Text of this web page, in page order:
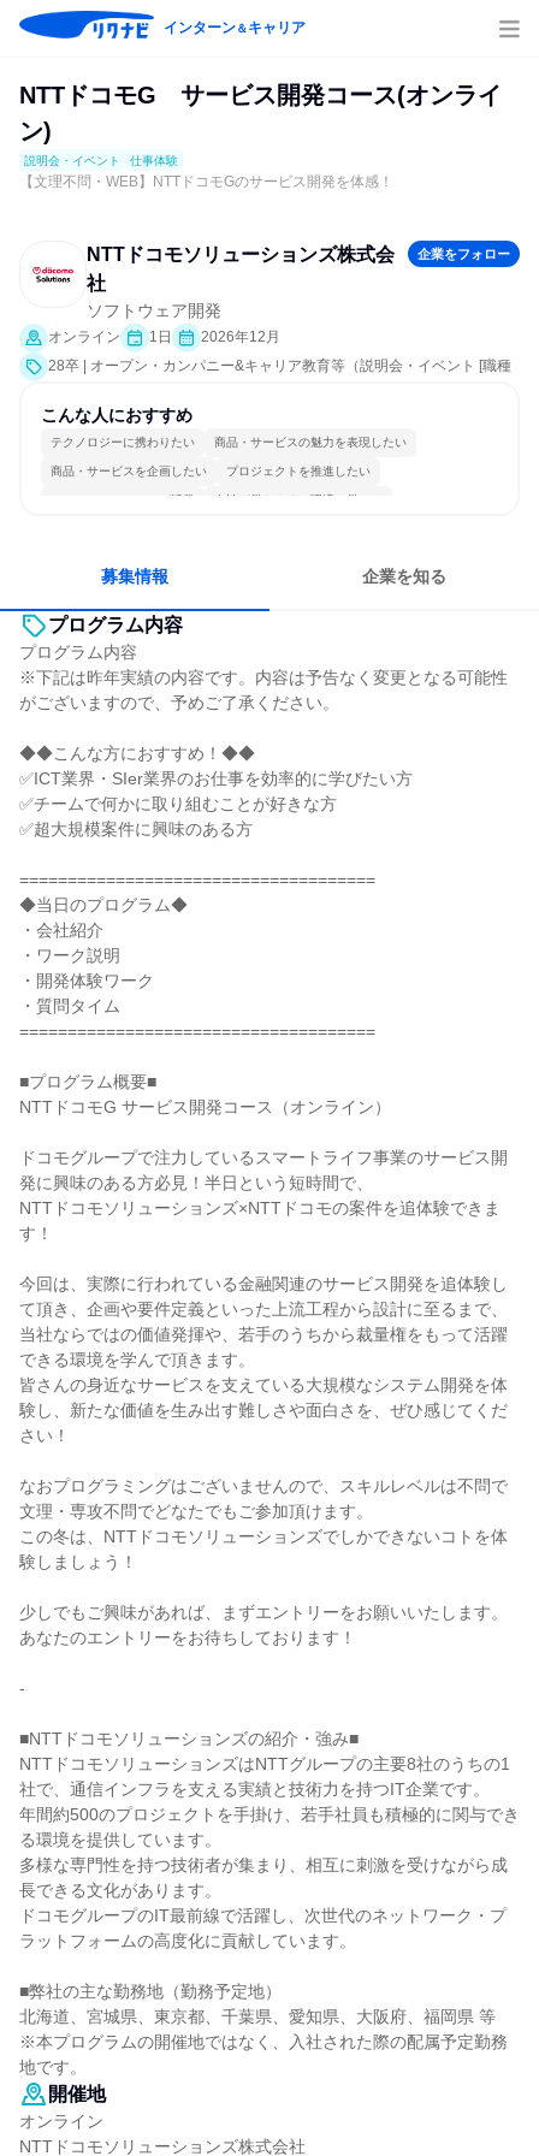
インターン＆キャリア
NTTドコモG サービス開発コース(オンライ
ン)
説明会・イベント 仕事体験
【文理不問・WEB】NTTドコモGのサービス開発を体感！
NTTドコモソリューションズ株式会
社
企業をフォロー
ソフトウェア開発
オンライン 1日
2026年12月
28卒 | オープン・カンパニー&キャリア教育等（説明会・イベント [職種
体験）
こんな人におすすめ
テクノロジーに携わりたい 商品・サービスの魅力を表現したい
商品・サービスを企画したい プロジェクトを推進したい
コミュニケーションが活発 女性が働きやすい環境で働ける
募集情報 企業を知る
プログラム内容
プログラム内容
※下記は昨年実績の内容です。内容は予告なく変更となる可能性
がございますので、予めご了承ください。
◆◆こんな方におすすめ！◆◆
✅ICT業界・SIer業界のお仕事を効率的に学びたい方
✅チームで何かに取り組むことが好きな方
✅超大規模案件に興味のある方
=====================================
◆当日のプログラム◆
・会社紹介
・ワーク説明
・開発体験ワーク
・質問タイム
=====================================
■プログラム概要■
NTTドコモG サービス開発コース（オンライン）
ドコモグループで注力しているスマートライフ事業のサービス開
発に興味のある方必見！半日という短時間で、
NTTドコモソリューションズ×NTTドコモの案件を追体験できま
す！
今回は、実際に行われている金融関連のサービス開発を追体験し
て頂き、企画や要件定義といった上流工程から設計に至るまで、
当社ならではの価値発揮や、若手のうちから裁量権をもって活躍
できる環境を学んで頂きます。
皆さんの身近なサービスを支えている大規模なシステム開発を体
験し、新たな価値を生み出す難しさや面白さを、ぜひ感じてくだ
さい！
なおプログラミングはございませんので、スキルレベルは不問で
文理・専攻不問でどなたでもご参加頂けます。
この冬は、NTTドコモソリューションズでしかできないコトを体
験しましょう！
少しでもご興味があれば、まずエントリーをお願いいたします。
あなたのエントリーをお待ちしております！
-
■NTTドコモソリューションズの紹介・強み■
NTTドコモソリューションズはNTTグループの主要8社のうちの1
社で、通信インフラを支える実績と技術力を持つIT企業です。
年間約500のプロジェクトを手掛け、若手社員も積極的に関与でき
る環境を提供しています。
多様な専門性を持つ技術者が集まり、相互に刺激を受けながら成
長できる文化があります。
ドコモグループのIT最前線で活躍し、次世代のネットワーク・プ
ラットフォームの高度化に貢献しています。
■弊社の主な勤務地（勤務予定地）
北海道、宮城県、東京都、千葉県、愛知県、大阪府、福岡県 等
※本プログラムの開催地ではなく、入社された際の配属予定勤務
地です。
開催地
オンライン
NTTドコモソリューションズ株式会社